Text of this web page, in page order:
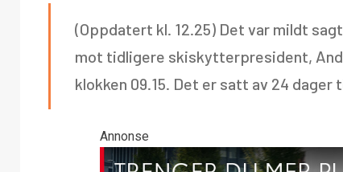
(Oppdatert kl. 12.25) Det var mildt
mot tidligere skiskytterpresident,
klokken 09.15. Det er satt av 24 dager
Annonse